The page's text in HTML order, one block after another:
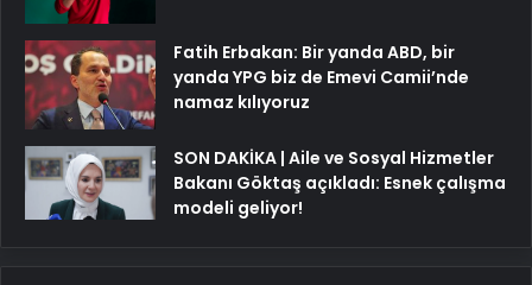
Fatih Erbakan: Bir yanda ABD, bir
yanda YPG biz de Emevi Camii’nde
namaz kılıyoruz
SON DAKİKA | Aile ve Sosyal Hizmetler
Bakanı Göktaş açıkladı: Esnek çalışma
modeli geliyor!